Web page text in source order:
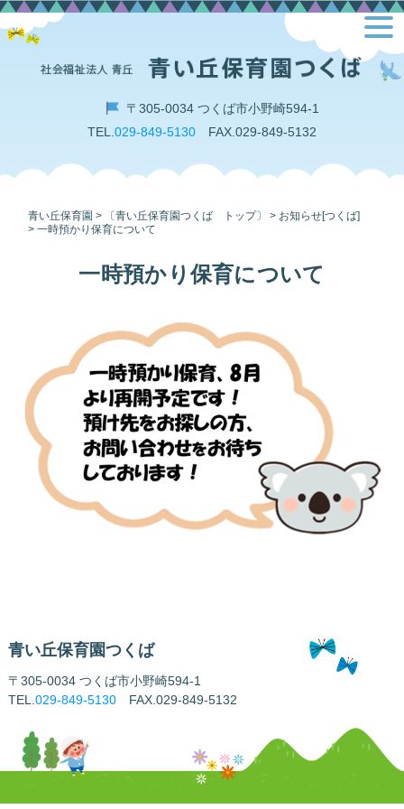
Skip
to
〒305-0034 つくば市小野崎594-1
TEL. 029-849-5130 FAX.029-849-5132
青い丘保育園 > 〔青い丘保育園つくば トップ〕 > お知らせ[つくば]
>一時預かり保育について
一時預かり保育について
青い丘保育園つくば
〒305-0034 つくば市小野崎594-1
TEL. 029-849-5130 FAX.029-849-5132